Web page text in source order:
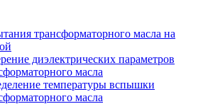
трансформаторного масла на
диэлектрических параметров
масла
температуры вспышки
масла